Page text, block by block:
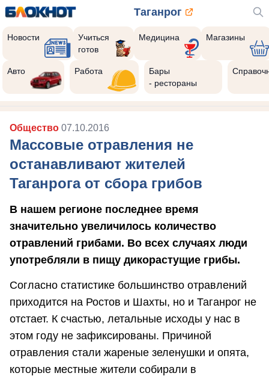
Таганрог
Новости
Учиться
готов
Медицина Магазины
Авто Работа
Бары
- рестораны
Общество 07.10.2016
Массовые отравления не
останавливают жителей
Таганрога от сбора грибов
В нашем регионе последнее время
значительно увеличилось количество
отравлений грибами. Во всех случаях люди
употребляли в пищу дикорастущие грибы.
Согласно статистике большинство отравлений
приходится на Ростов и Шахты, но и Таганрог не
отстает. К счастью, летальные исходы у нас в
этом году не зафиксированы. Причиной
отравления стали жареные зеленушки и опята,
которые местные жители собирали в